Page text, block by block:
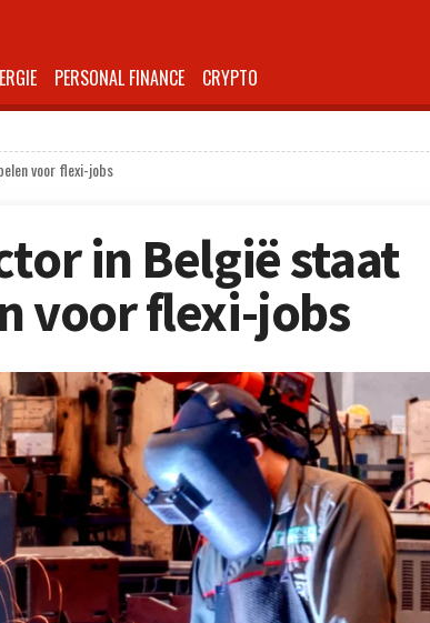
PERSONAL FINANCE CRYPTO
voor flexi-jobs
in België staat
voor flexi-jobs